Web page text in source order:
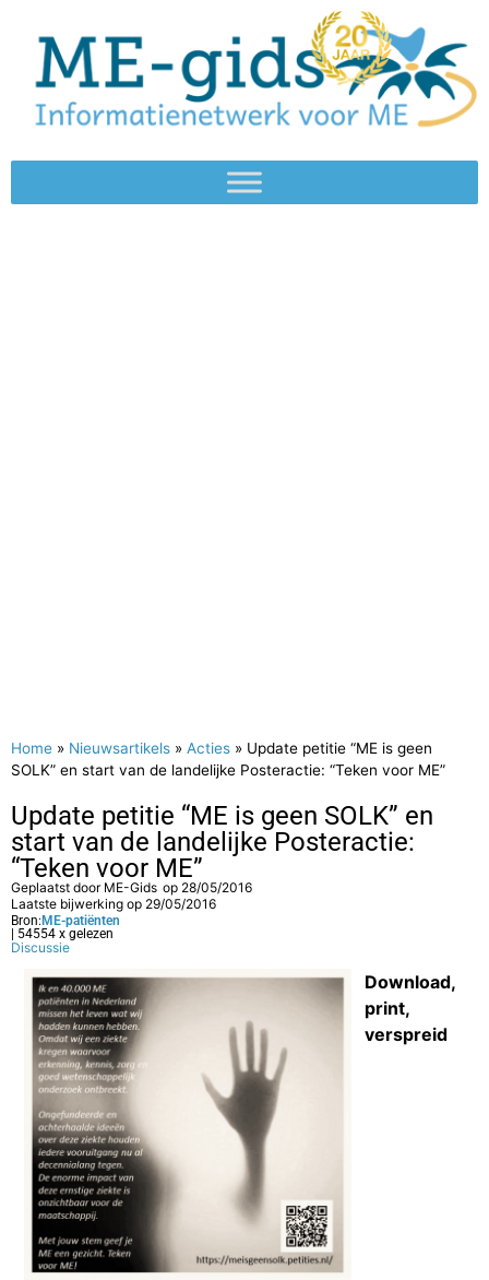
Home » Nieuwsartikels » Acties » Update petitie “ME is geen
SOLK” en start van de landelijke Posteractie: “Teken voor ME”
Update petitie “ME is geen SOLK” en
start van de landelijke Posteractie:
“Teken voor ME”
Geplaatst door ME-Gids op 28/05/2016
Laatste bijwerking op 29/05/2016
Bron: ME-patiënten
| 54554 x gelezen
Discussie
Download,
print,
verspreid